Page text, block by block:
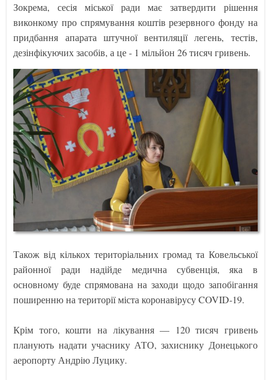
Зокрема, сесія міської ради має затвердити рішення
виконкому про спрямування коштів резервного фонду на
придбання апарата штучної вентиляції легень, тестів,
дезінфікуючих засобів, а це - 1 мільйон 26 тисяч гривень.
Також від кількох територіальних громад та Ковельської
районної ради надійде медична субвенція, яка в
основному буде спрямована на заходи щодо запобігання
поширенню на території міста коронавірусу COVID-19.
Крім того, кошти на лікування — 120 тисяч гривень
планують надати учаснику АТО, захиснику Донецького
аеропорту Андрію Луцику.